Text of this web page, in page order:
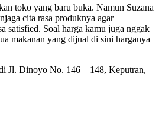
toko yang baru buka. Namun Suzana
cita rasa produknya agar
satisfied. Soal harga kamu juga nggak
makanan yang dijual di sini harganya
Jl. Dinoyo No. 146 – 148, Keputran,